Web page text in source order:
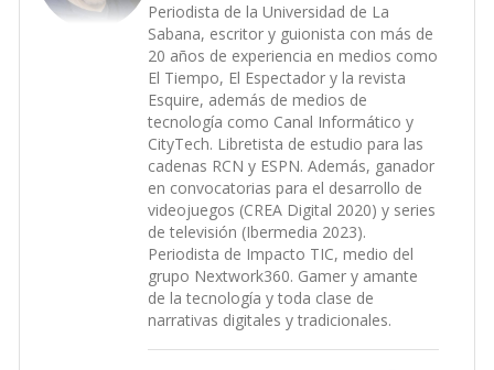
Periodista de la Universidad de La
Sabana, escritor y guionista con más de
20 años de experiencia en medios como
El Tiempo, El Espectador y la revista
Esquire, además de medios de
tecnología como Canal Informático y
CityTech. Libretista de estudio para las
cadenas RCN y ESPN. Además, ganador
en convocatorias para el desarrollo de
videojuegos (CREA Digital 2020) y series
de televisión (Ibermedia 2023).
Periodista de Impacto TIC, medio del
grupo Nextwork360. Gamer y amante
de la tecnología y toda clase de
narrativas digitales y tradicionales.